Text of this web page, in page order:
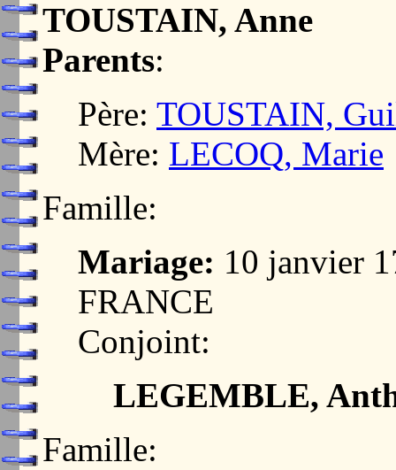
TOUSTAIN, Anne
Parents:
Père: TOUSTAIN,
Mère: LECOQ, Marie
Famille:
Mariage: 10 janvier
FRANCE
Conjoint:
LEGEMBLE,
Famille: